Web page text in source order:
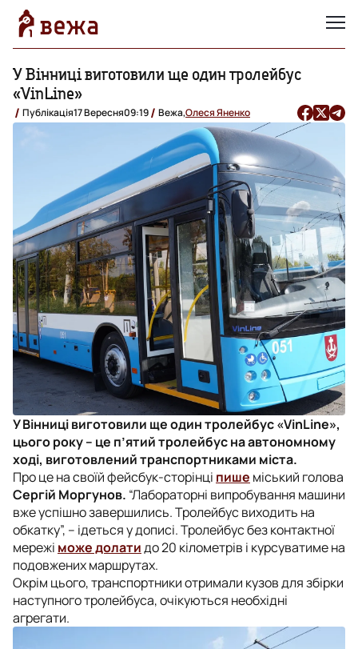
У Вінниці виготовили ще один тролейбус
«VinLine»
Публікація17 Вересня09:19 Вежа,Олеся Яненко
У Вінниці виготовили ще один тролейбус «VinLine»,
цього року – це п’ятий тролейбус на автономному
ході, виготовлений транспортниками міста.
Про це на своїй фейсбук-сторінці пише міський голова
Сергій Моргунов. “Лабораторні випробування машини
вже успішно завершились. Тролейбус виходить на
обкатку”, – ідеться у дописі. Тролейбус без контактної
мережі може долатидо 20 кілометрів і курсуватиме на
подовжених маршрутах.
Окрім цього, транспортники отримали кузов для збірки
наступного тролейбуса, очікуються необхідні
агрегати.